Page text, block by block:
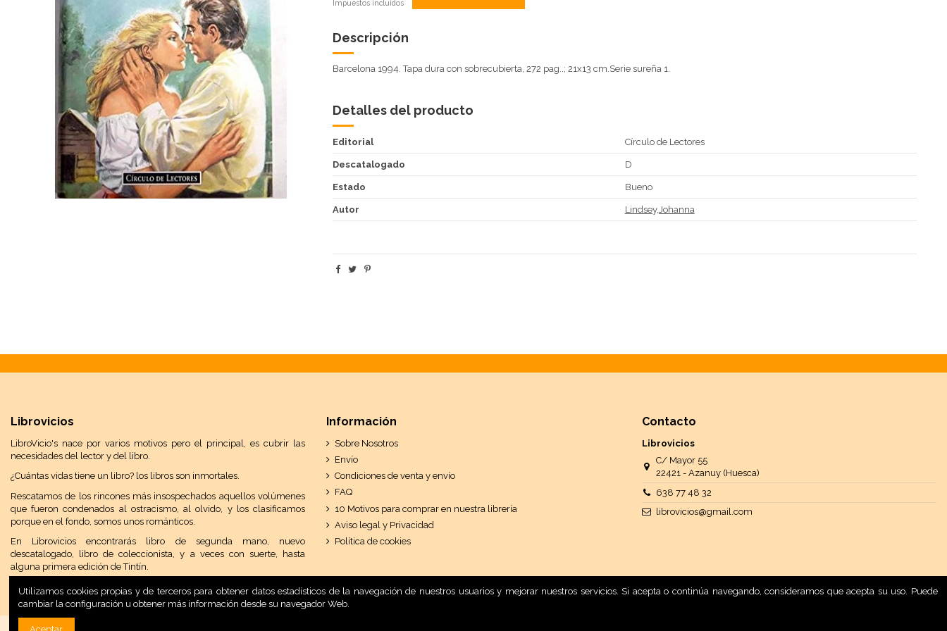
Impuestos incluidos
Descripción
Barcelona 1994. Tapa dura con sobrecubierta, 272 pag..; 21x13 cm.Serie sureña 1.
Detalles del producto
Editorial Círculo de Lectores
Descatalogado D
Estado Bueno
Autor Lindsey,Johanna
Librovicios
LibroVicio's nace por varios motivos pero el principal, es cubrir las
necesidades del lector y del libro.
¿Cuántas vidas tiene un libro? los libros son inmortales.
Rescatamos de los rincones más insospechados aquellos volúmenes
que fueron condenados al ostracismo, al olvido, y los clasificamos
porque en el fondo, somos unos románticos.
En Librovicios encontrarás libro de segunda mano, nuevo
descatalogado, libro de coleccionista, y a veces con suerte, hasta
alguna primera edición de Tintín.
Información
Sobre Nosotros
Envío
Condiciones de venta y envío
FAQ
10 Motivos para comprar en nuestra librería
Aviso legal y Privacidad
Política de cookies
Contacto
Librovicios
C/ Mayor 55
22421 - Azanuy (Huesca)
638 77 48 32
librovicios@gmail.com
Utilizamos cookies propias y de terceros para obtener datos estadísticos de la navegación de nuestros usuarios y mejorar nuestros servicios. Si acepta o continúa navegando, consideramos que acepta su uso. Puede
cambiar la configuración u obtener más información desde su navegador Web.
Aceptar